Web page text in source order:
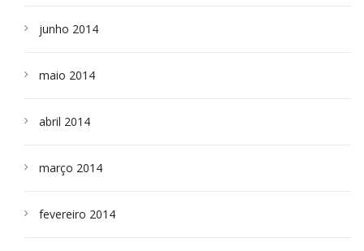
junho 2014
maio 2014
abril 2014
março 2014
fevereiro 2014